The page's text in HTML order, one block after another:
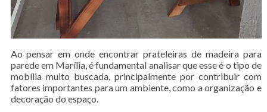
Ao pensar em onde encontrar prateleiras de madeira para
parede em Marília, é fundamental analisar que esse é o tipo de
mobília muito buscada, principalmente por contribuir com
fatores importantes para um ambiente, como a organização e
decoração do espaço.